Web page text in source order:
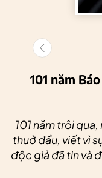
101 năm
101 năm trôi
thuở đầu, viết vì
độc giả đã tin và